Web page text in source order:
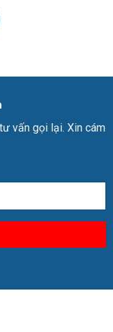
vấn gọi lại. Xin cám